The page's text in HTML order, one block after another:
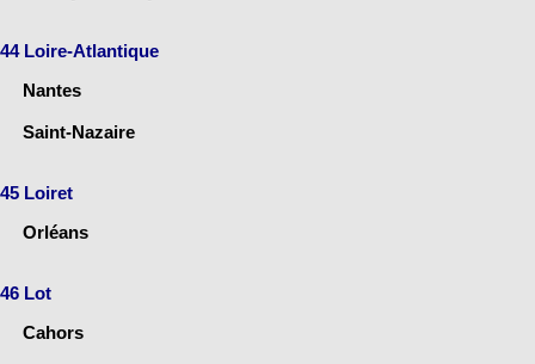
44 Loire-Atlantique
Nantes
Saint-Nazaire
45 Loiret
Orléans
46 Lot
Cahors